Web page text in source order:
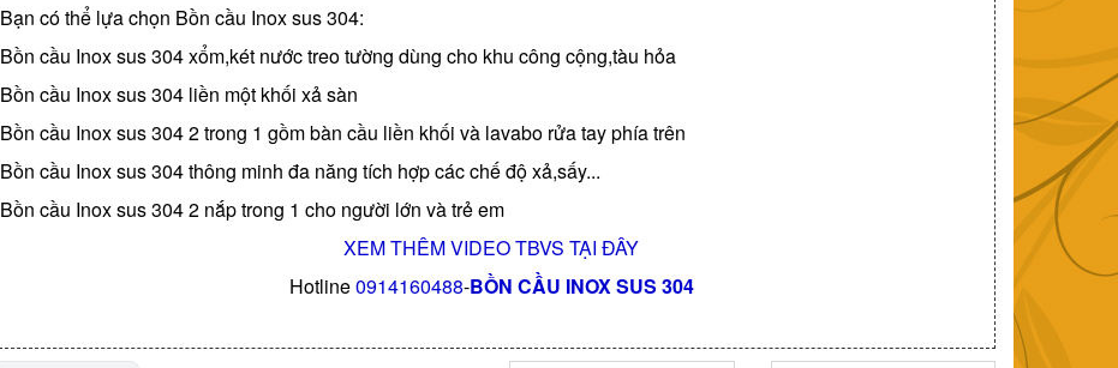
Bạn có thể lựa chọn Bồn cầu Inox sus 304:
Bồn cầu Inox sus 304 xổm,két nước treo tường dùng cho khu công cộng,tàu hỏa
Bồn cầu Inox sus 304 liền một khối xả sàn
Bồn cầu Inox sus 304 2 trong 1 gồm bàn cầu liền khối và lavabo rửa tay phía trên
Bồn cầu Inox sus 304 thông minh đa năng tích hợp các chế độ xả,sấy...
Bồn cầu Inox sus 304 2 nắp trong 1 cho người lớn và trẻ em
XEM THÊM VIDEO TBVS TẠI ĐÂY
Hotline0914160488-BỒN CẦU INOX SUS 304